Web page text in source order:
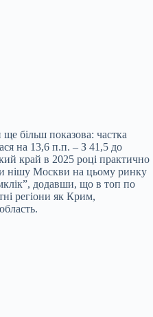
ще більш показова: частка
на 13,6 п.п. – З 41,5 до
край в 2025 році практично
нішу Москви на цьому ринку
додавши, що в топ по
регіони як Крим,